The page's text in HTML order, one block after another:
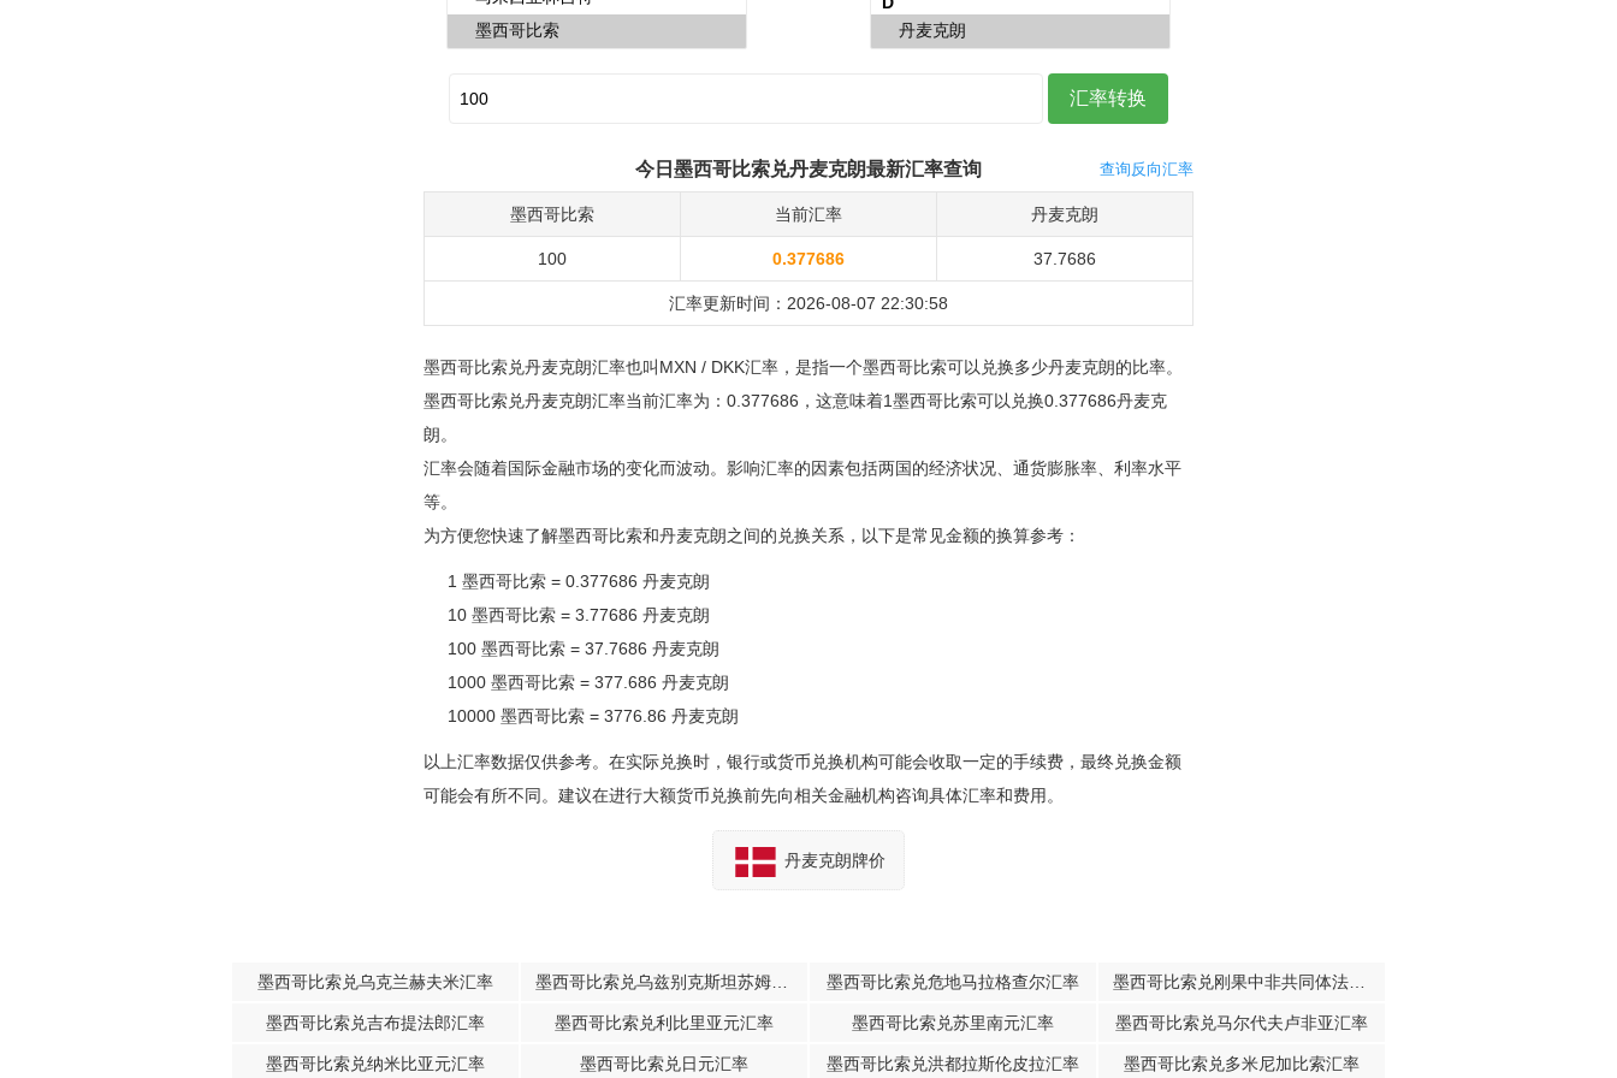
查询反向汇率
今日墨西哥比索兑丹麦克朗最新汇率查询
墨西哥比索 当前汇率 丹麦克朗
100 0.377686 37.7686
汇率更新时间：2026-08-07 22:30:58
墨西哥比索兑丹麦克朗汇率也叫MXN / DKK汇率，是指一个墨西哥比索可以兑换多少丹麦克朗的比率。
墨西哥比索兑丹麦克朗汇率当前汇率为：0.377686，这意味着1墨西哥比索可以兑换0.377686丹麦克
朗。
汇率会随着国际金融市场的变化而波动。影响汇率的因素包括两国的经济状况、通货膨胀率、利率水平
等。
为方便您快速了解墨西哥比索和丹麦克朗之间的兑换关系，以下是常见金额的换算参考：
1 墨西哥比索 = 0.377686 丹麦克朗
10 墨西哥比索 = 3.77686 丹麦克朗
100 墨西哥比索 = 37.7686 丹麦克朗
1000 墨西哥比索 = 377.686 丹麦克朗
10000 墨西哥比索 = 3776.86 丹麦克朗
以上汇率数据仅供参考。在实际兑换时，银行或货币兑换机构可能会收取一定的手续费，最终兑换金额
可能会有所不同。建议在进行大额货币兑换前先向相关金融机构咨询具体汇率和费用。
丹麦克朗牌价
墨西哥比索兑乌克兰赫夫米汇率 墨西哥比索兑危地马拉格查尔汇率
墨西哥比索兑吉布提法郎汇率 墨西哥比索兑利比里亚元汇率 墨西哥比索兑苏里南元汇率 墨西哥比索兑马尔代夫卢非亚汇率
墨西哥比索兑纳米比亚元汇率 墨西哥比索兑日元汇率 墨西哥比索兑洪都拉斯伦皮拉汇率 墨西哥比索兑多米尼加比索汇率